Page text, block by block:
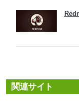
関連サイト